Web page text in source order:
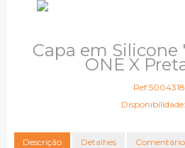
Capa em Silicone
ONE X
Ref:5004318
Disponibilidade:
Descrição Detalhes